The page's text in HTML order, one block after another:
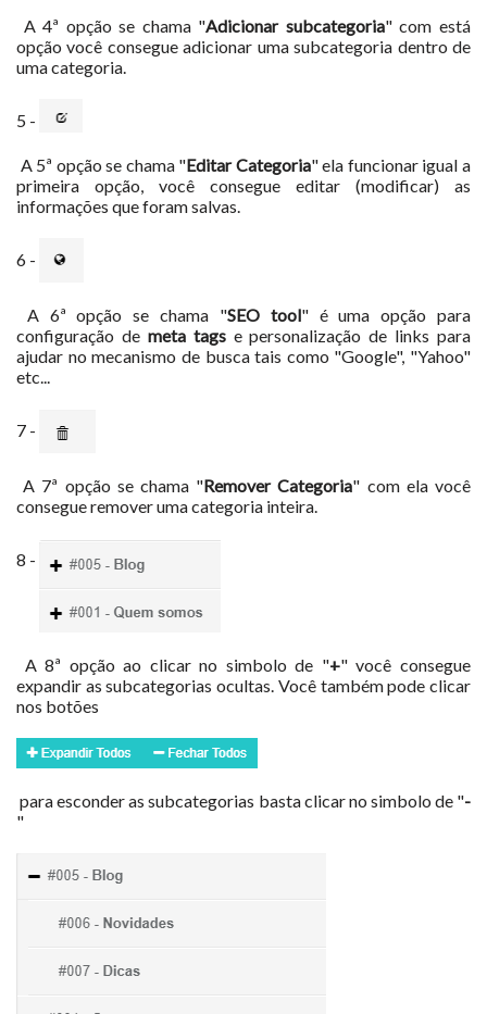
A 4ª opção se chama "Adicionar subcategoria" com está
opção você consegue adicionar uma subcategoria dentro de
uma categoria.
5 -
A 5ª opção se chama "Editar Categoria" ela funcionar igual a
primeira opção, você consegue editar (modificar) as
informações que foram salvas.
6 -
A 6ª opção se chama "SEO tool" é uma opção para
configuração de meta tags e personalização de links para
ajudar no mecanismo de busca tais como "Google", "Yahoo"
etc...
7 -
A 7ª opção se chama "Remover Categoria" com ela você
consegue remover uma categoria inteira.
8 -
A 8ª opção ao clicar no simbolo de "+" você consegue
expandir as subcategorias ocultas. Você também pode clicar
nos botões
para esconder as subcategorias basta clicar no simbolo de "-
"